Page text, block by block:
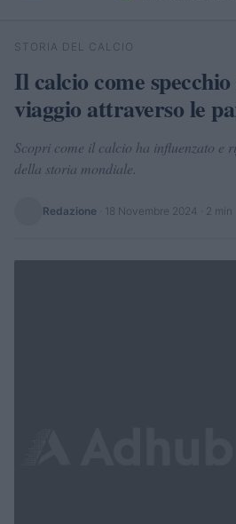
Cerca
STORIA DEL CALCIO
Il calcio come
viaggio attraverso le
Scopri come il calcio ha influenzato e
della storia mondiale.
Redazione 18 Novembre 2024 · 2 min